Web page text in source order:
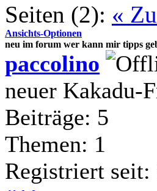
Seiten (2): «
Ansichts-Optionen
neu im forum wer kann mir tipps
paccolino
neuer Kakadu-
Beiträge: 5
Themen: 1
Registriert seit: